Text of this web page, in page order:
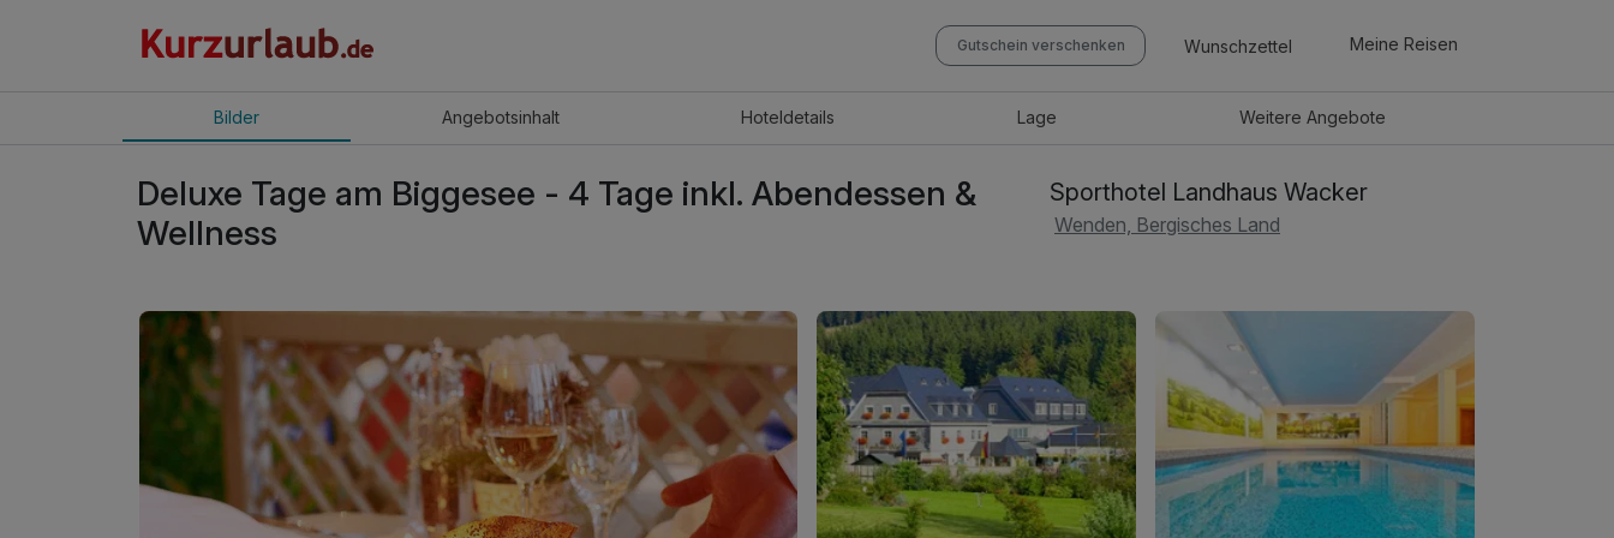
Gutschein verschenken Wunschzettel Meine Reisen
Bilder Angebotsinhalt Hoteldetails Lage WeitereAngebote
Deluxe Tage am Biggesee - 4 Tage inkl. Abendessen &
Wellness
Sporthotel Landhaus Wacker
Wenden, Bergisches Land